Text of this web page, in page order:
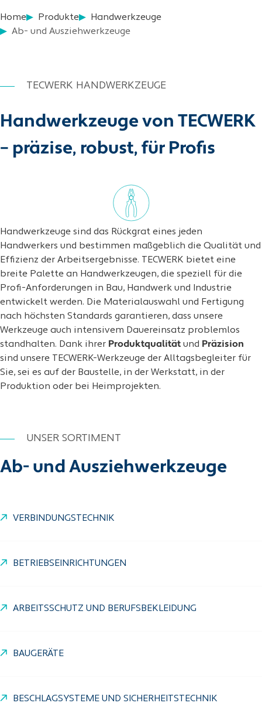
Home Produkte
Handwerkzeuge
Ab- und Ausziehwerkzeuge
Handwerkzeuge von TECWERK
– präzise, robust, für Profis
TECWERK HANDWERKZEUGE
Handwerkzeuge sind das Rückgrat eines jeden
Handwerkers und bestimmen maßgeblich die Qualität und
Effizienz der Arbeitsergebnisse. TECWERK bietet eine
breite Palette an Handwerkzeugen, die speziell für die
Profi-Anforderungen in Bau, Handwerk und Industrie
entwickelt werden. Die Materialauswahl und Fertigung
nach höchsten Standards garantieren, dass unsere
Werkzeuge auch intensivem Dauereinsatz problemlos
standhalten. Dank ihrer Produktqualität und Präzision
sind unsere TECWERK-Werkzeuge der Alltagsbegleiter für
Sie, sei es auf der Baustelle, in der Werkstatt, in der
Produktion oder bei Heimprojekten.
UNSER SORTIMENT
Ab- und Ausziehwerkzeuge
VERBINDUNGSTECHNIK
BETRIEBSEINRICHTUNGEN
ARBEITSSCHUTZ UND BERUFSBEKLEIDUNG
BAUGERÄTE
BESCHLAGSYSTEME UND SICHERHEITSTECHNIK